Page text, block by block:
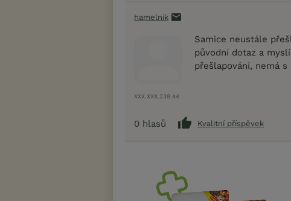
hamelnik
XXX.XXX.239.44
Samice neustále
původní dotaz a
přešlapování, nemá
0 hlasů Kvalitní příspěvek